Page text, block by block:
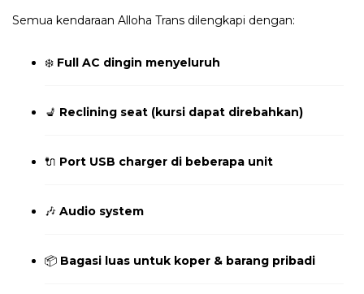
Semua kendaraan Alloha Trans dilengkapi dengan:
❄️ Full AC dingin menyeluruh
💺 Reclining seat (kursi dapat direbahkan)
🔌 Port USB charger di beberapa unit
🎶 Audio system
📦 Bagasi luas untuk koper & barang pribadi